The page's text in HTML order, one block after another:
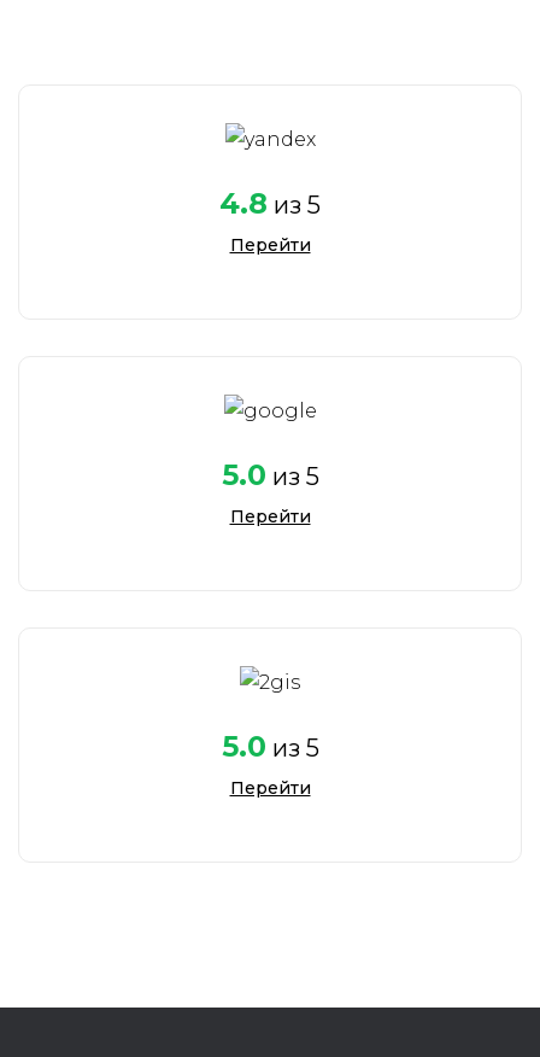
Савельев Алексей
4.8 из 5
Перейти
5.0 из 5
Перейти
5.0 из 5
Перейти